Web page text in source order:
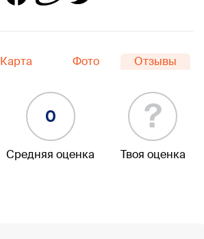
Карта Фото Отзывы
0
Средняя оценка
?
Твоя оценка